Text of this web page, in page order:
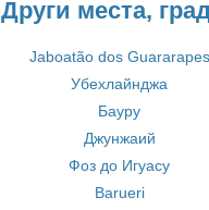
Други места,
Jaboatão dos Guararapes
Убехлайнджа
Бауру
Джунжаий
Фоз до Игуасу
Barueri